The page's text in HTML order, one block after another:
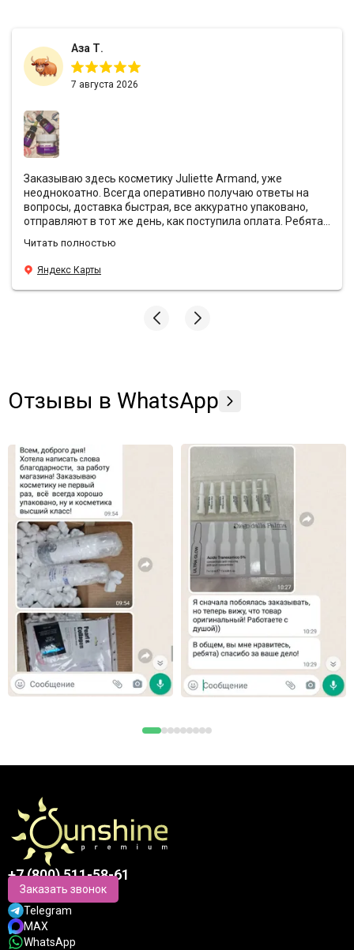
Аза Т.
7 августа 2026
Заказываю здесь косметику Juliette Armand, уже
неоднокоатно. Всегда оперативно получаю ответы на
вопросы, доставка быстрая, все аккуратно упаковано,
отправляют в тот же день, как поступила оплата. Ребята
заказами подарочки❤️ Эффект от антивозрастной
уходовой косметики просто вау, средства действительно
борятся с морщинами, лицо свежее и блестящее, даже в
те моменты, когда хронический недосып. У Sunshine
знакомым рекомендую заказывать здесь🫶🏼
Читать полностью
Яндекс Карты
Отзывы в WhatsApp
+7 (800) 511-58-61
Заказать звонок
Telegram
MAX
WhatsApp